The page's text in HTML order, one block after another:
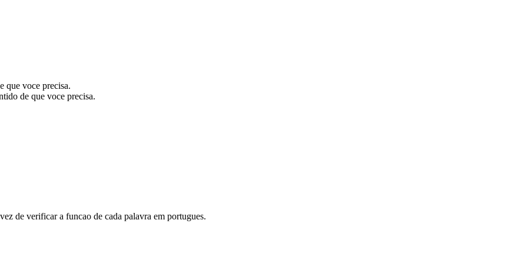
que voce precisa.
de que voce precisa.
de verificar a funcao de cada palavra em portugues.